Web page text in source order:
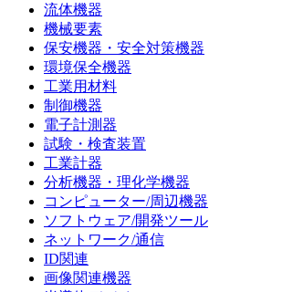
流体機器
機械要素
保安機器・安全対策機器
環境保全機器
工業用材料
制御機器
電子計測器
試験・検査装置
工業計器
分析機器・理化学機器
コンピューター/周辺機器
ソフトウェア/開発ツール
ネットワーク/通信
ID関連
画像関連機器